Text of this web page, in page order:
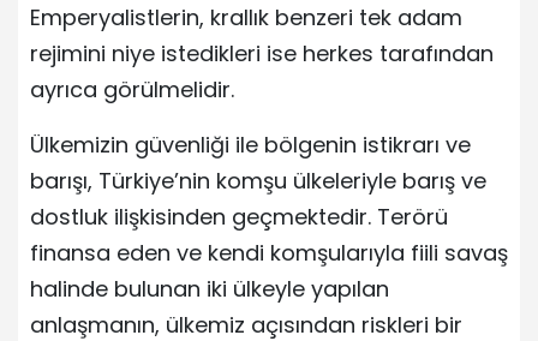
Emperyalistlerin, krallık benzeri tek adam
rejimini niye istedikleri ise herkes tarafından
ayrıca görülmelidir.
Ülkemizin güvenliği ile bölgenin istikrarı ve
barışı, Türkiye’nin komşu ülkeleriyle barış ve
dostluk ilişkisinden geçmektedir. Terörü
finansa eden ve kendi komşularıyla fiili savaş
halinde bulunan iki ülkeyle yapılan
anlaşmanın, ülkemiz açısından riskleri bir